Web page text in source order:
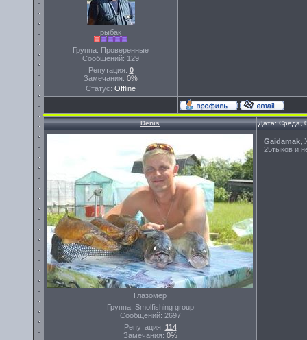
рыбак
Группа: Проверенные
Сообщений: 129
Репутация: 0
Замечания: 0%
Статус: Offline
Denis Дата: Среда,
Глазомер
Группа: Smolfishing group
Сообщений: 2697
Репутация: 114
Замечания: 0%
Gaidamak
25тыков и